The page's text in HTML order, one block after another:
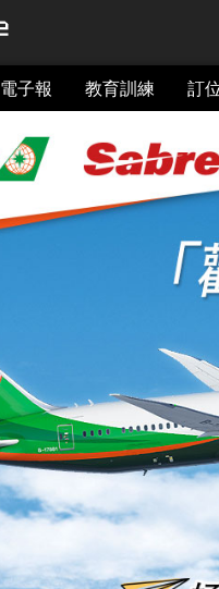
電子報 教育訓練 訂